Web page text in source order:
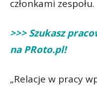
członkami zespołu.
>>> Szukasz
na PRoto.pl!
„Relacje w pracy